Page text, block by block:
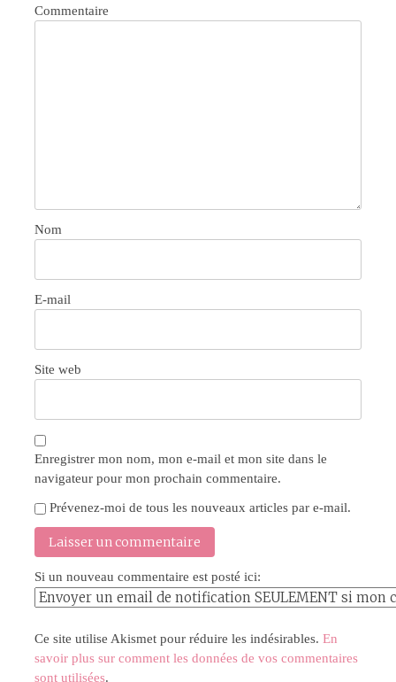
Commentaire
Nom
E-mail
Site web
Enregistrer mon nom, mon e-mail et mon site dans le
navigateur pour mon prochain commentaire.
Prévenez-moi de tous les nouveaux articles par e-mail.
Si un nouveau commentaire est posté ici:
Ce site utilise Akismet pour réduire les indésirables. En
savoir plus sur comment les données de vos commentaires
sont utilisées.